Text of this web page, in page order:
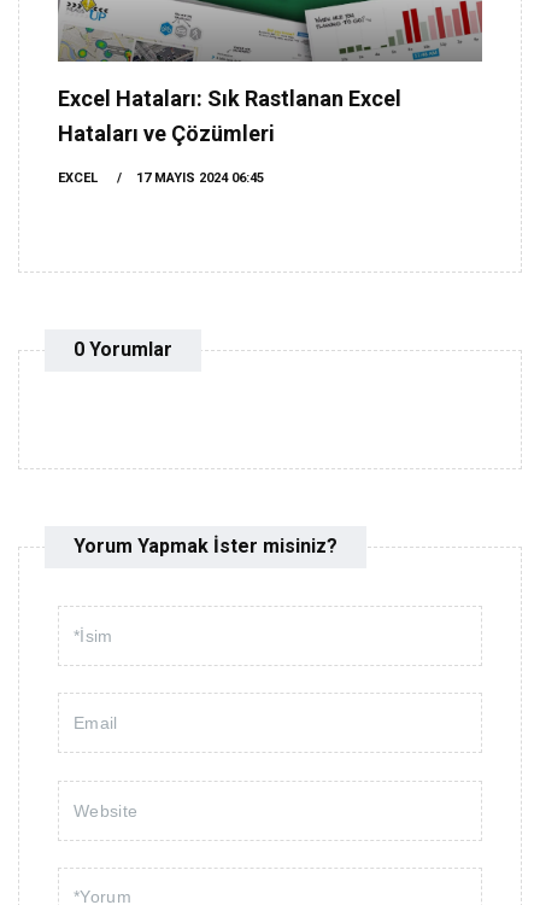
Excel Hataları: Sık Rastlanan Excel
Hataları ve Çözümleri
EXCEL 17 MAYIS 2024 06:45
0 Yorumlar
Yorum Yapmak İster misiniz?